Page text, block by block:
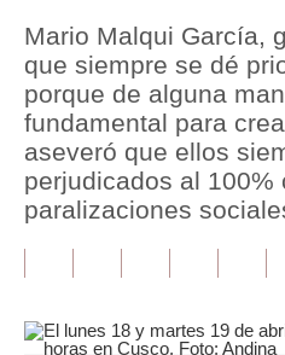
Política
Tu Dinero
Finanzas Personales
Inmobiliarias
Plus G
Mario Malqui García,
que siempre se dé
porque de alguna
fundamental para
aseveró que ellos
perjudicados al 100%
paralizaciones